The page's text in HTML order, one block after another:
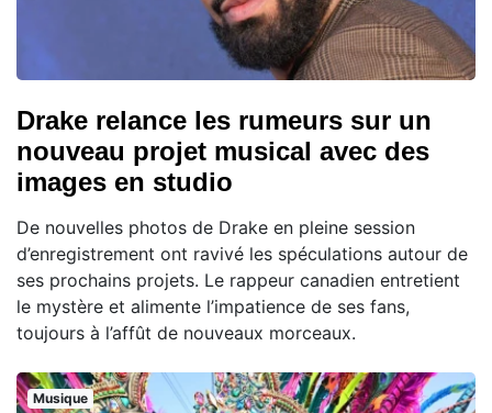
Drake relance les rumeurs sur un
nouveau projet musical avec des
images en studio
De nouvelles photos de Drake en pleine session
d’enregistrement ont ravivé les spéculations autour de
ses prochains projets. Le rappeur canadien entretient
le mystère et alimente l’impatience de ses fans,
toujours à l’affût de nouveaux morceaux.
Musique